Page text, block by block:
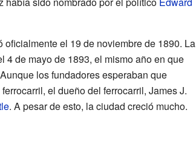
oficialmente el 19 de noviembre de 1890. La
4 de mayo de 1893, el mismo año en que
los fundadores esperaban que
el dueño del ferrocarril, James J.
. A pesar de esto, la ciudad creció mucho.